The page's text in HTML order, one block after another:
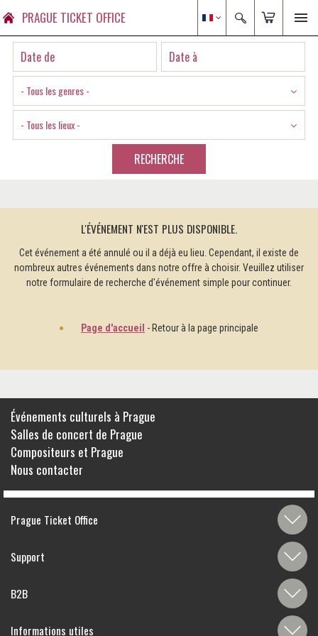
PRAGUE TICKET OFFICE
- Tous les genres -
- Tous les lieux -
RECHERCHE
L'ÉVÉNEMENT N'EST PLUS DISPONIBLE.
Cet événement a été annulé ou il a déjà eu lieu. Cependant, il existe de
nombreux autres événements dans notre offre à choisir. Veuillez utiliser
notre formulaire de recherche d'événement simple pour continuer.
Page d'accueil - Retour à la page principale
Événements culturels à Prague
Salles de concert de Prague
Compositeurs et Prague
Nous contacter
Prague Ticket Office
Support
B2B
Informations utiles